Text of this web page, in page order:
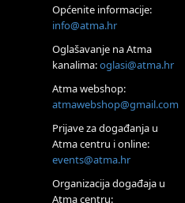
Tečaj Višeg Vodstva,
Online
Postanite Nositelj Vibracije
Visoko
Alemka Dauskardt –
konstelacija
Zagreb
HOD PO ŽERAVICI –
SoulFest – Festival glazbe,
Općenite informacije:
info@atma.hr
Oglašavanje na Atma
kanalima:oglasi@atma.hr
Atma webshop:
atmawebshop@gmail.com
Prijave za događanja u
Atma centru i online:
events@atma.hr
Organizacija događaja u
Atma centru: